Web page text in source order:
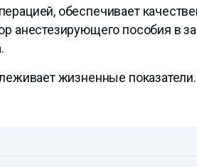
обеспечивает
анестезирующего пособия в
жизненные